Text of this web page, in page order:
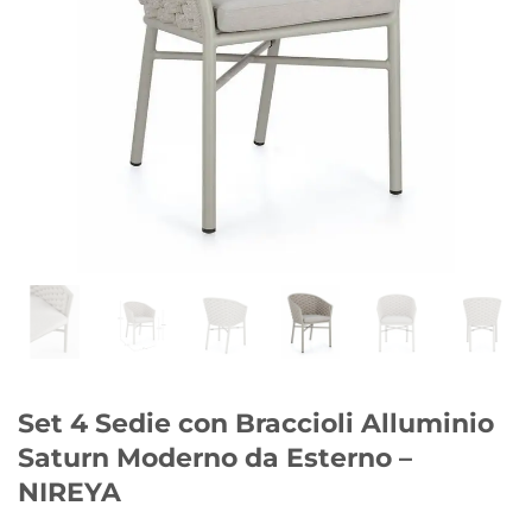
Set 4 Sedie con Braccioli Alluminio
Saturn Moderno da Esterno –
NIREYA